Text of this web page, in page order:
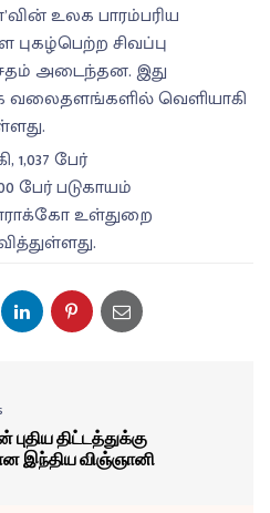
உலக பாரம்பரிய
சிவப்பு
அடைந்தன. இது
வலைதளங்களில் வெளியாகி
1,037 பேர்
பேர் படுகாயம்
உள்துறை
புதிய திட்டத்துக்கு
இந்திய விஞ்ஞானி